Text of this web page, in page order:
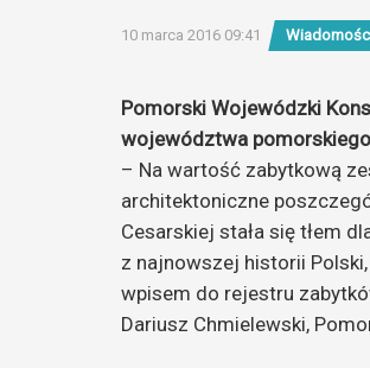
10 marca 2016 09:41
Pomorski Wojewódzki
województwa
– Na wartość zabytkową
architektoniczne
Cesarskiej stała się tłem
z najnowszej historii
wpisem do rejestru
Dariusz Chmielewski,